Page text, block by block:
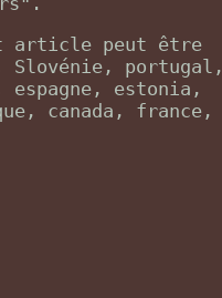
article peut être
Slovénie, portugal,
estonia,
canada, france,